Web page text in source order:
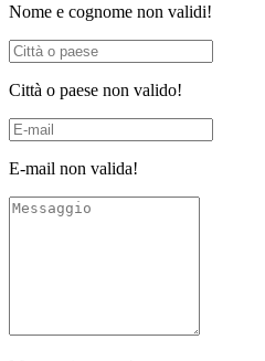
Nome e cognome non validi!
Città o paese non valido!
E-mail non valida!